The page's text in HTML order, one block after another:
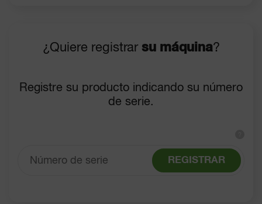
¿Quiere registrar su máquina?
Registre su producto indicando su número
de serie.
REGISTRAR